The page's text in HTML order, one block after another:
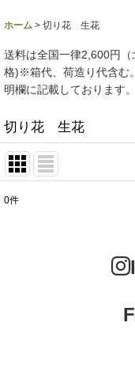
ホーム > 切り花 生花
送料は全国一律2,600円
格)※箱代、荷造り代含む
明欄に記載しております。
切り花 生花
0件